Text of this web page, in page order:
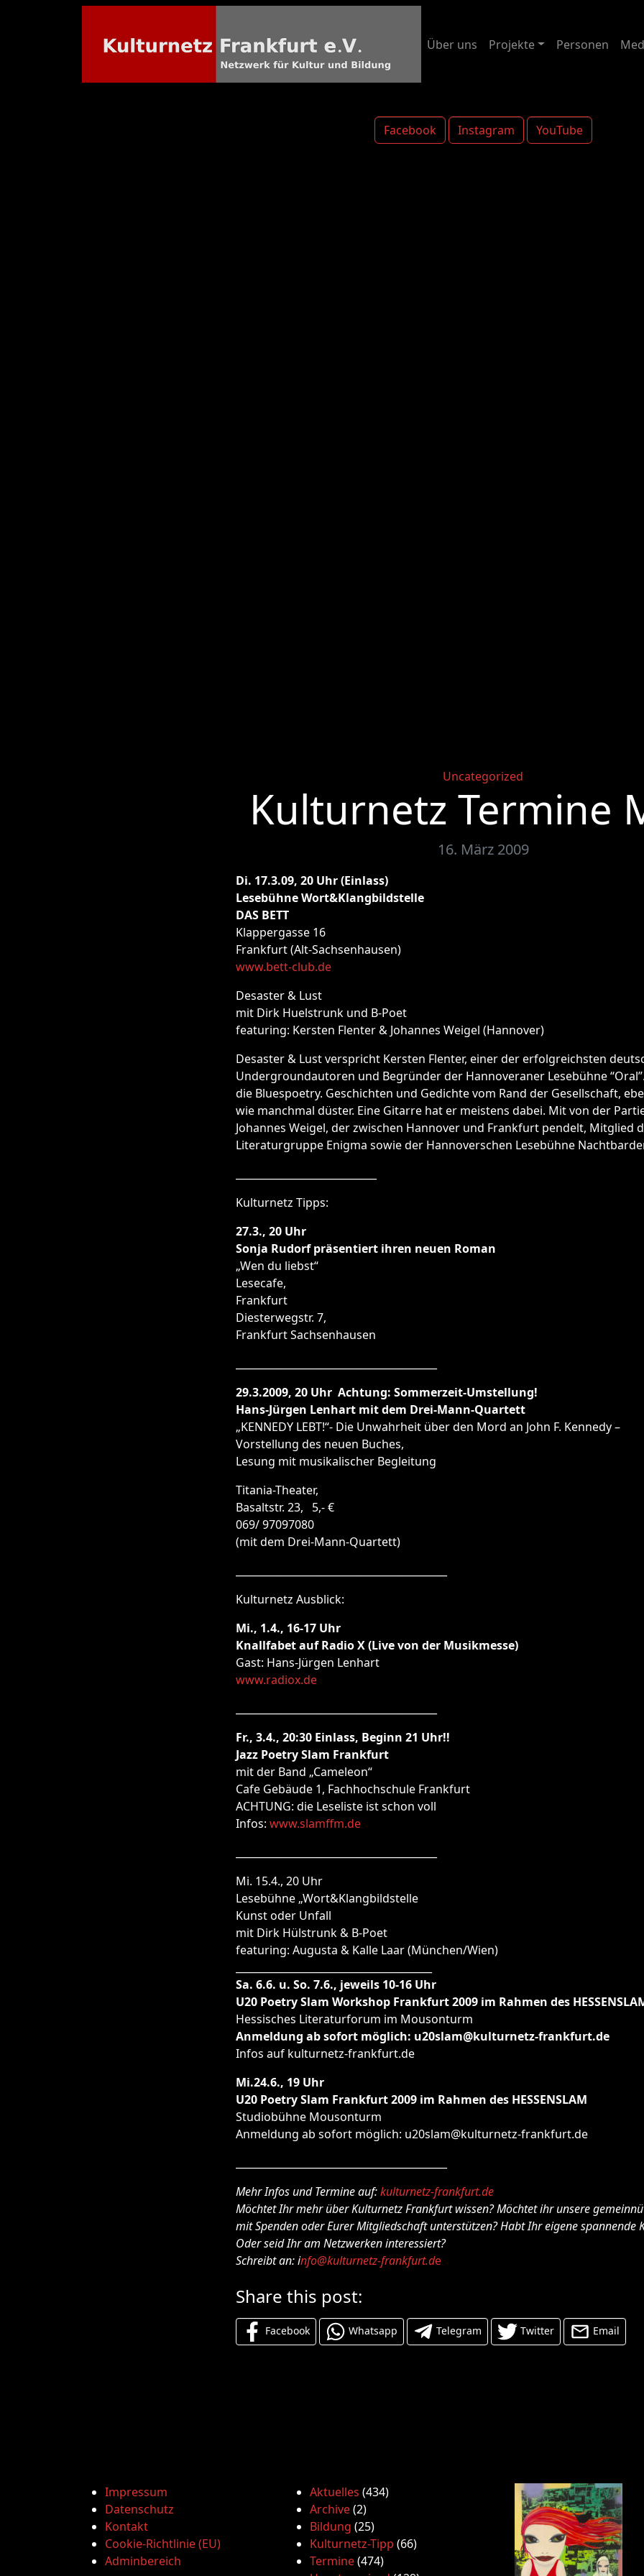
Facebook Instagram YouTube
Über uns Projekte Personen
Categories
Uncategorized
Kulturnetz Termine
16. März 2009
Di. 17.3.09, 20 Uhr (Einlass)
Lesebühne Wort&Klangbildstelle
DAS BETT
Klappergasse 16
Frankfurt (Alt-Sachsenhausen)
www.bett-club.de
Desaster & Lust
mit Dirk Huelstrunk und B-Poet
featuring: Kersten Flenter & Johannes Weigel (Hannover)
Desaster & Lust verspricht Kersten Flenter, einer der erfolgreichsten
Undergroundautoren und Begründer der Hannoveraner Lesebühne
die Bluespoetry. Geschichten und Gedichte vom Rand der Gesellschaft,
wie manchmal düster. Eine Gitarre hat er meistens dabei. Mit von der
Johannes Weigel, der zwischen Hannover und Frankfurt pendelt, Mitglied
Literaturgruppe Enigma sowie der Hannoverschen Lesebühne
Kulturnetz Tipps:
27.3., 20 Uhr
Sonja Rudorf präsentiert ihren neuen Roman
„Wen du liebst“
Lesecafe,
Frankfurt
Diesterwegstr. 7,
Frankfurt Sachsenhausen
29.3.2009, 20 Uhr Achtung: Sommerzeit-Umstellung!
Hans-Jürgen Lenhart mit dem Drei-Mann-Quartett
„KENNEDY LEBT!“- Die Unwahrheit über den Mord an John F. Kennedy –
Vorstellung des neuen Buches,
Lesung mit musikalischer Begleitung
Titania-Theater,
Basaltstr. 23, 5,- €
069/ 97097080
(mit dem Drei-Mann-Quartett)
Kulturnetz Ausblick:
Mi., 1.4., 16-17 Uhr
Knallfabet auf Radio X (Live von der Musikmesse)
Gast: Hans-Jürgen Lenhart
www.radiox.de
Fr., 3.4., 20:30 Einlass, Beginn 21 Uhr!!
Jazz Poetry Slam Frankfurt
mit der Band „Cameleon“
Cafe Gebäude 1, Fachhochschule Frankfurt
ACHTUNG: die Leseliste ist schon voll
Infos: www.slamffm.de
Mi. 15.4., 20 Uhr
Lesebühne „Wort&Klangbildstelle
Kunst oder Unfall
mit Dirk Hülstrunk & B-Poet
featuring: Augusta & Kalle Laar (München/Wien)
Sa. 6.6. u. So. 7.6., jeweils 10-16 Uhr
U20 Poetry Slam Workshop Frankfurt 2009 im Rahmen des
Hessisches Literaturforum im Mousonturm
Anmeldung ab sofort möglich: u20slam@kulturnetz-frankfurt.de
Infos auf kulturnetz-frankfurt.de
Mi.24.6., 19 Uhr
U20 Poetry Slam Frankfurt 2009 im Rahmen des HESSENSLAM
Studiobühne Mousonturm
Anmeldung ab sofort möglich: u20slam@kulturnetz-frankfurt.de
Mehr Infos und Termine auf:kulturnetz-frankfurt.de
Möchtet Ihr mehr über Kulturnetz Frankfurt wissen? Möchtet ihr unsere
mit Spenden oder Eurer Mitgliedschaft unterstützen? Habt Ihr eigene spannende
Oder seid Ihr am Netzwerken interessiert?
Schreibt an: info@kulturnetz-frankfurt.de
Share this post:
Facebook Whatsapp Telegram Twitter Email
Impressum
Datenschutz
Kontakt
Cookie-Richtlinie (EU)
Adminbereich
Aktuelles (434)
Archive(2)
Bildung (25)
Kulturnetz-Tipp (66)
Termine(474)